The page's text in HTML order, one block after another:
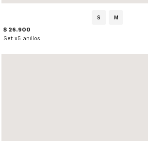
S M
$ 26.900
Set x5 anillos